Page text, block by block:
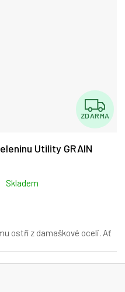
Z
D
ZDARMA
Utility GRAIN
Skladem
ostří z damaškové oceli. Ať